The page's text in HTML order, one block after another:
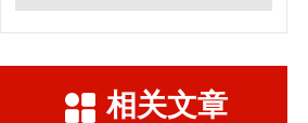
相关文章